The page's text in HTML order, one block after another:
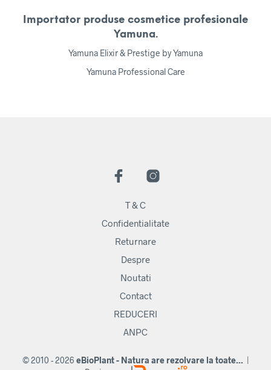
Importator produse cosmetice profesionale
Yamuna.
Yamuna Elixir & Prestige by Yamuna
Yamuna Professional Care
T & C
Confidentialitate
Returnare
Despre
Noutati
Contact
REDUCERI
ANPC
© 2010 - 2026 eBioPlant - Natura are rezolvare la toate... |